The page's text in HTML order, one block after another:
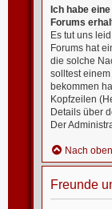
Ich habe
Forums
Es tut uns
Forums hat
die solche
solltest
bekommen
Kopfzeilen
Details über
Der
Nach oben
Freunde